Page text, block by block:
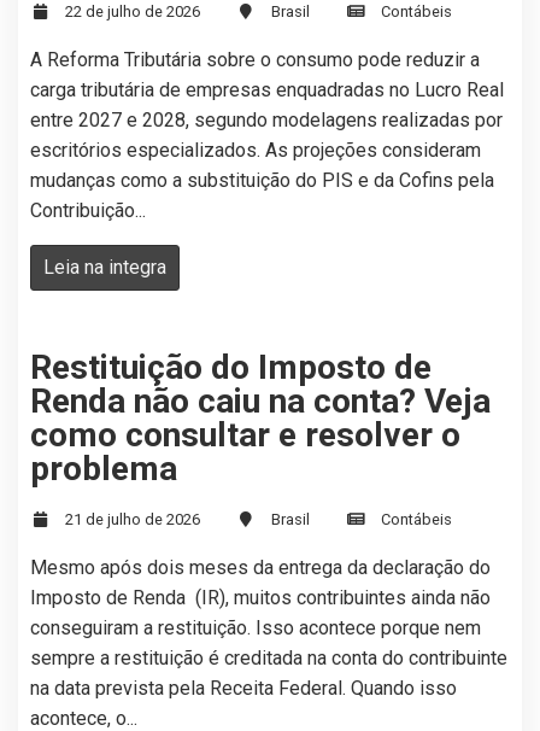
22 de julho de 2026 Brasil Contábeis
A Reforma Tributária sobre o consumo pode reduzir a
carga tributária de empresas enquadradas no Lucro Real
entre 2027 e 2028, segundo modelagens realizadas por
escritórios especializados. As projeções consideram
mudanças como a substituição do PIS e da Cofins pela
Contribuição...
Leia na integra
Restituição do Imposto de
Renda não caiu na conta? Veja
como consultar e resolver o
problema
21 de julho de 2026 Brasil Contábeis
Mesmo após dois meses da entrega da declaração do
Imposto de Renda (IR), muitos contribuintes ainda não
conseguiram a restituição. Isso acontece porque nem
sempre a restituição é creditada na conta do contribuinte
na data prevista pela Receita Federal. Quando isso
acontece, o...